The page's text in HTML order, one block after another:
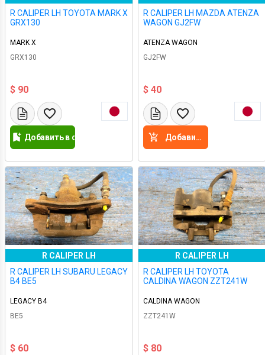
R CALIPER LH TOYOTA MARK X
GRX130
MARK X
GRX130
$ 90
Добавить в список желаний
R CALIPER LH MAZDA ATENZA
WAGON GJ2FW
ATENZA WAGON
GJ2FW
$ 40
Добавить в корзину
R CALIPER LH
R CALIPER LH SUBARU LEGACY
B4 BE5
LEGACY B4
BE5
$ 60
R CALIPER LH
R CALIPER LH TOYOTA
CALDINA WAGON ZZT241W
CALDINA WAGON
ZZT241W
$ 80